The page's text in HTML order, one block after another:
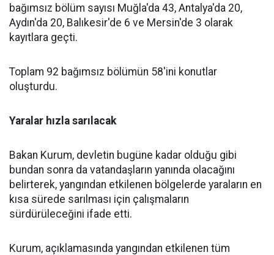
bağımsız bölüm sayısı Muğla'da 43, Antalya'da 20,
Aydın'da 20, Balıkesir'de 6 ve Mersin'de 3 olarak
kayıtlara geçti.
Toplam 92 bağımsız bölümün 58'ini konutlar
oluşturdu.
Yaralar hızla sarılacak
Bakan Kurum, devletin bugüne kadar olduğu gibi
bundan sonra da vatandaşların yanında olacağını
belirterek, yangından etkilenen bölgelerde yaraların en
kısa sürede sarılması için çalışmaların
sürdürüleceğini ifade etti.
Kurum, açıklamasında yangından etkilenen tüm